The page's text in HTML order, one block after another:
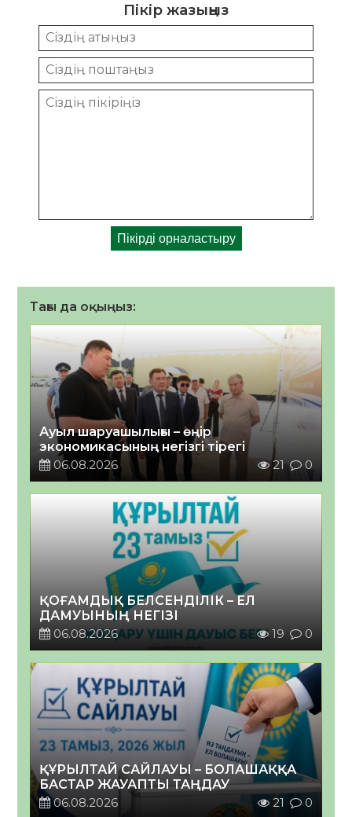
Пікір жазыңыз
Тағы да оқыңыз:
Ауыл шаруашылығы – өңір
экономикасының негізгі тірегі
06.08.2026
21 0
ҚОҒАМДЫҚ БЕЛСЕНДІЛІК – ЕЛ
ДАМУЫНЫҢ НЕГІЗІ
06.08.2026
19 0
ҚҰРЫЛТАЙ САЙЛАУЫ – БОЛАШАҚҚА
БАСТАР ЖАУАПТЫ ТАҢДАУ
06.08.2026
21 0